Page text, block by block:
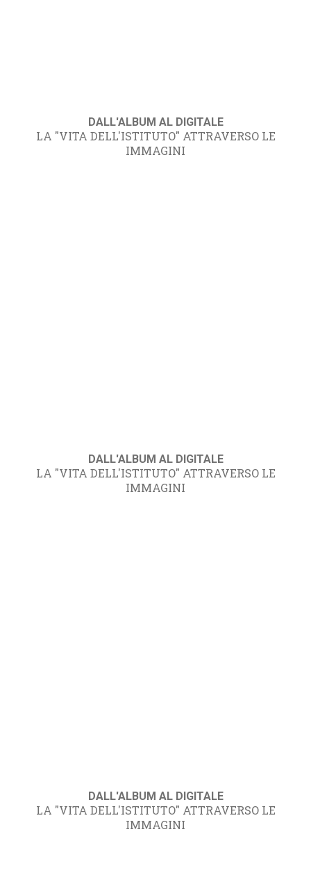
DALL'ALBUM AL DIGITALE
LA "VITA DELL'ISTITUTO" ATTRAVERSO LE
IMMAGINI
DALL'ALBUM AL DIGITALE
LA "VITA DELL'ISTITUTO" ATTRAVERSO LE
IMMAGINI
DALL'ALBUM AL DIGITALE
LA "VITA DELL'ISTITUTO" ATTRAVERSO LE
IMMAGINI